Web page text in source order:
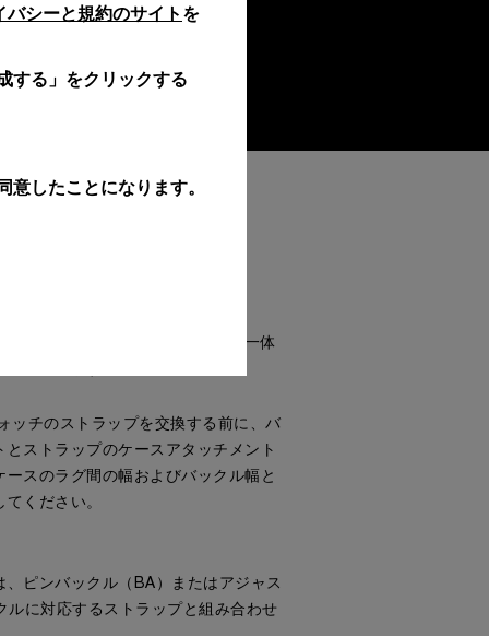
はウォッチケースの構造と完全に一体
ッチのストラップを交換する前に、バ
とストラップのケースアタッチメント
ースのラグ間の幅およびバックル幅と
ください。
、ピンバックル（BA）またはアジャス
ルに対応するストラップと組み合わせ
シーと規約のサイト を
する」をクリックする
したことになります。